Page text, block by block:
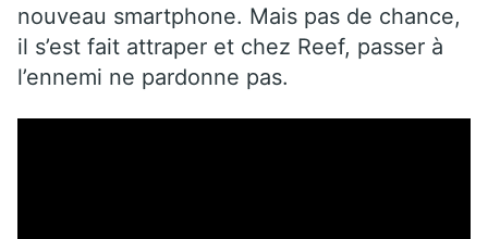
nouveau smartphone. Mais pas de chance,
il s’est fait attraper et chez Reef, passer à
l’ennemi ne pardonne pas.